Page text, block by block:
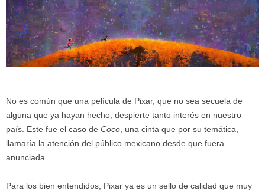
No es común que una película de Pixar, que no sea secuela de
alguna que ya hayan hecho, despierte tanto interés en nuestro
país. Este fue el caso de Coco , una cinta que por su temática,
llamaría la atención del público mexicano desde que fuera
anunciada.
Para los bien entendidos, Pixar ya es un sello de calidad que muy